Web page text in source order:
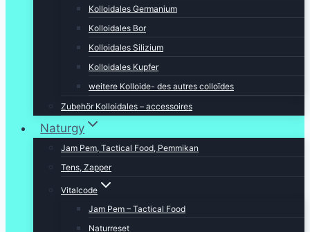
Kolloidales Germanium
Kolloidales Bor
Kolloidales Silizium
Kolloidales Kupfer
weitere Kolloide- des autres colloïdes
Zubehör Kolloidales – accessoires
Naturgy
Jam Pem, Tactical Food, Pemmikan
Tens, Zapper
Vitalcode
Jam Pem – Tactical Food
Naturreset